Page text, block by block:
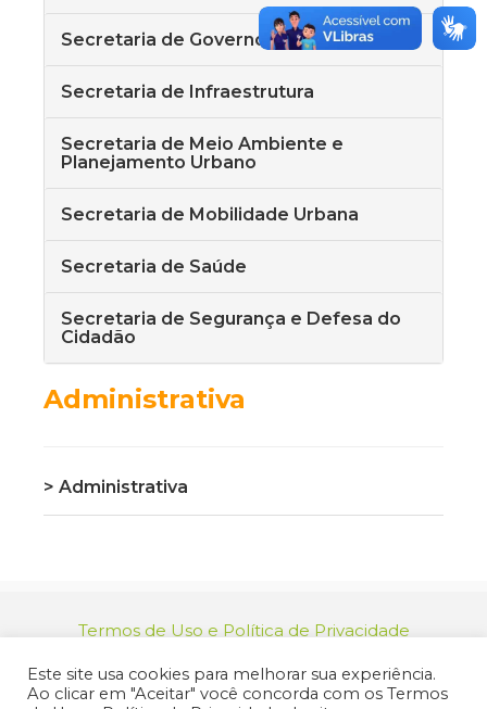
Secretaria de Governo
Secretaria de Infraestrutura
Secretaria de Meio Ambiente e
Planejamento Urbano
Secretaria de Mobilidade Urbana
Secretaria de Saúde
Secretaria de Segurança e Defesa do
Cidadão
Administrativa
> Administrativa
Termos de Uso e Política de Privacidade
46.694.139/0001-83 | (12) 3955-9000
Endereço: Praça dos Três Poderes, 73 - Centro -
Este site usa cookies para melhorar sua experiência.
Ao clicar em "Aceitar" você concorda com os Termos